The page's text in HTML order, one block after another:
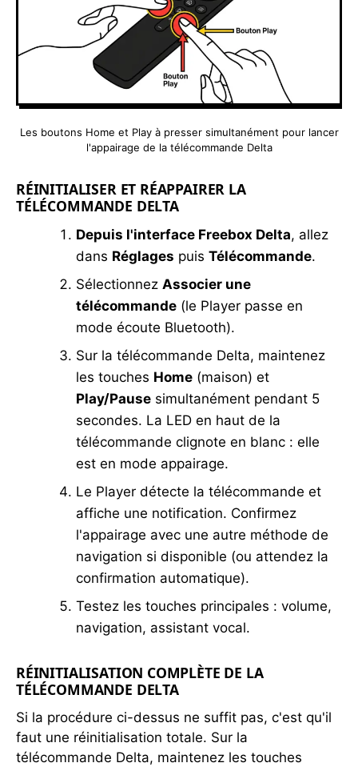
Les boutons Home et Play à presser simultanément pour lancer
l'appairage de la télécommande Delta
RÉINITIALISER ET RÉAPPAIRER LA
TÉLÉCOMMANDE DELTA
Depuis l'interface Freebox Delta, allez
dans Réglages puis Télécommande.
Sélectionnez Associer une
télécommande (le Player passe en
mode écoute Bluetooth).
Sur la télécommande Delta, maintenez
les touches Home (maison) et
Play/Pause simultanément pendant 5
secondes. La LED en haut de la
télécommande clignote en blanc : elle
est en mode appairage.
Le Player détecte la télécommande et
affiche une notification. Confirmez
l'appairage avec une autre méthode de
navigation si disponible (ou attendez la
confirmation automatique).
Testez les touches principales : volume,
navigation, assistant vocal.
RÉINITIALISATION COMPLÈTE DE LA
TÉLÉCOMMANDE DELTA
Si la procédure ci-dessus ne suffit pas, c'est qu'il
faut une réinitialisation totale. Sur la
télécommande Delta, maintenez les touches